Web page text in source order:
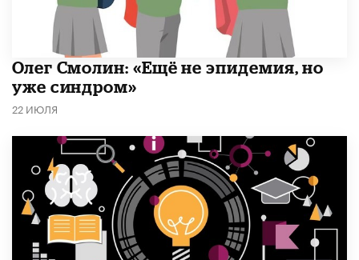
​Олег Смолин: «Ещё не эпидемия, но
уже синдром»
22 ИЮЛЯ